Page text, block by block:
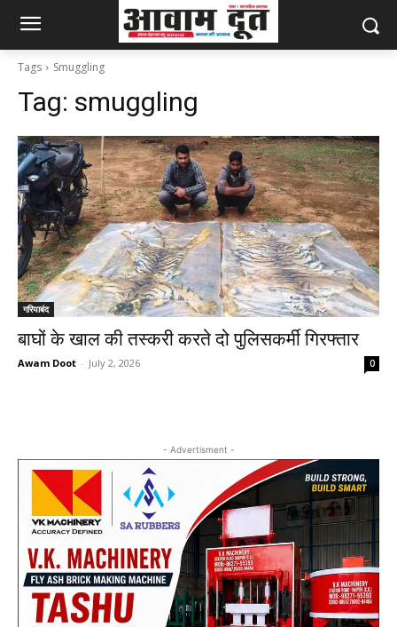
Tags Smuggling
Tag: smuggling
गरियाबंद
बाघों के खाल की तस्करी करते दो पुलिसकर्मी गिरफ्तार
Awam Doot - July 2, 2026 0
- Advertisment -